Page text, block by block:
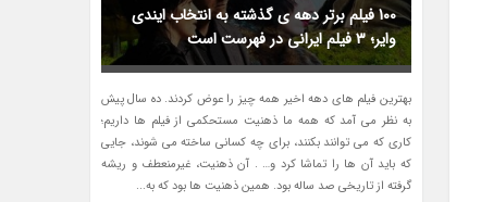
100 فیلم برتر دهه ی گذشته به انتخاب ایندی
وایر؛ 3 فیلم ایرانی در فهرست است
بهترین فیلم های دهه اخیر همه چیز را عوض کردند. ده سال پیش
به نظر می آمد که همه ما ذهنیت مستحکمی از فیلم ها داریم؛
کاری که می توانند بکنند، برای چه کسانی ساخته می شوند، جایی
که باید آن ها را تماشا کرد و… . آن ذهنیت، غیرمنعطف و ریشه
گرفته از تاریخی صد ساله بود. همین ذهنیت ها بود که به...